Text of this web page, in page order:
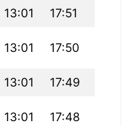
13:01 17:51
13:01 17:50
13:01 17:49
13:01 17:48